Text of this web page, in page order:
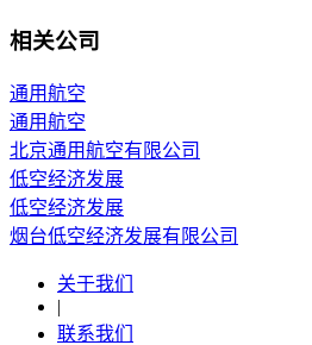
相关公司
通用航空
通用航空
北京通用航空有限公司
低空经济发展
低空经济发展
烟台低空经济发展有限公司
关于我们
|
联系我们